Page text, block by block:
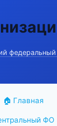
федеральный
🏠 Главная
ФО